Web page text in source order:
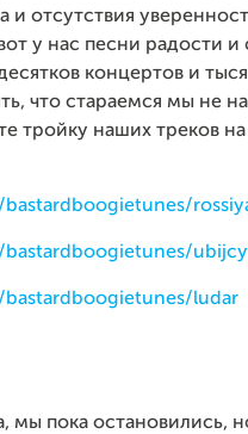
и отсутствия
у нас песни радости и
концертов и
что стараемся мы не
тройку наших треков на
ludar
мы пока остановились,